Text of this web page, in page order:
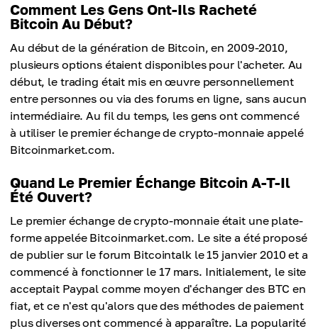
Comment Les Gens Ont-Ils Racheté
Bitcoin Au Début?
Au début de la génération de Bitcoin, en 2009-2010,
plusieurs options étaient disponibles pour l'acheter. Au
début, le trading était mis en œuvre personnellement
entre personnes ou via des forums en ligne, sans aucun
intermédiaire. Au fil du temps, les gens ont commencé
à utiliser le premier échange de crypto-monnaie appelé
Bitcoinmarket.com.
Quand Le Premier Échange Bitcoin A-T-Il
Été Ouvert?
Le premier échange de crypto-monnaie était une plate-
forme appelée Bitcoinmarket.com. Le site a été proposé
de publier sur le forum Bitcointalk le 15 janvier 2010 et a
commencé à fonctionner le 17 mars. Initialement, le site
acceptait Paypal comme moyen d'échanger des BTC en
fiat, et ce n'est qu'alors que des méthodes de paiement
plus diverses ont commencé à apparaître. La popularité